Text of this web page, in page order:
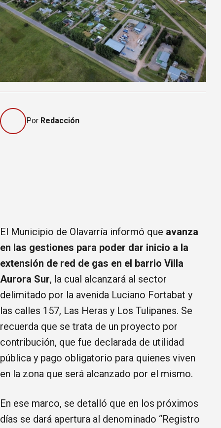
Por Redacción
El Municipio de Olavarría informó que avanza
en las gestiones para poder dar inicio a la
extensión de red de gas en el barrio Villa
Aurora Sur, la cual alcanzará al sector
delimitado por la avenida Luciano Fortabat y
las calles 157, Las Heras y Los Tulipanes. Se
recuerda que se trata de un proyecto por
contribución, que fue declarada de utilidad
pública y pago obligatorio para quienes viven
en la zona que será alcanzado por el mismo.
En ese marco, se detalló que en los próximos
días se dará apertura al denominado “Registro